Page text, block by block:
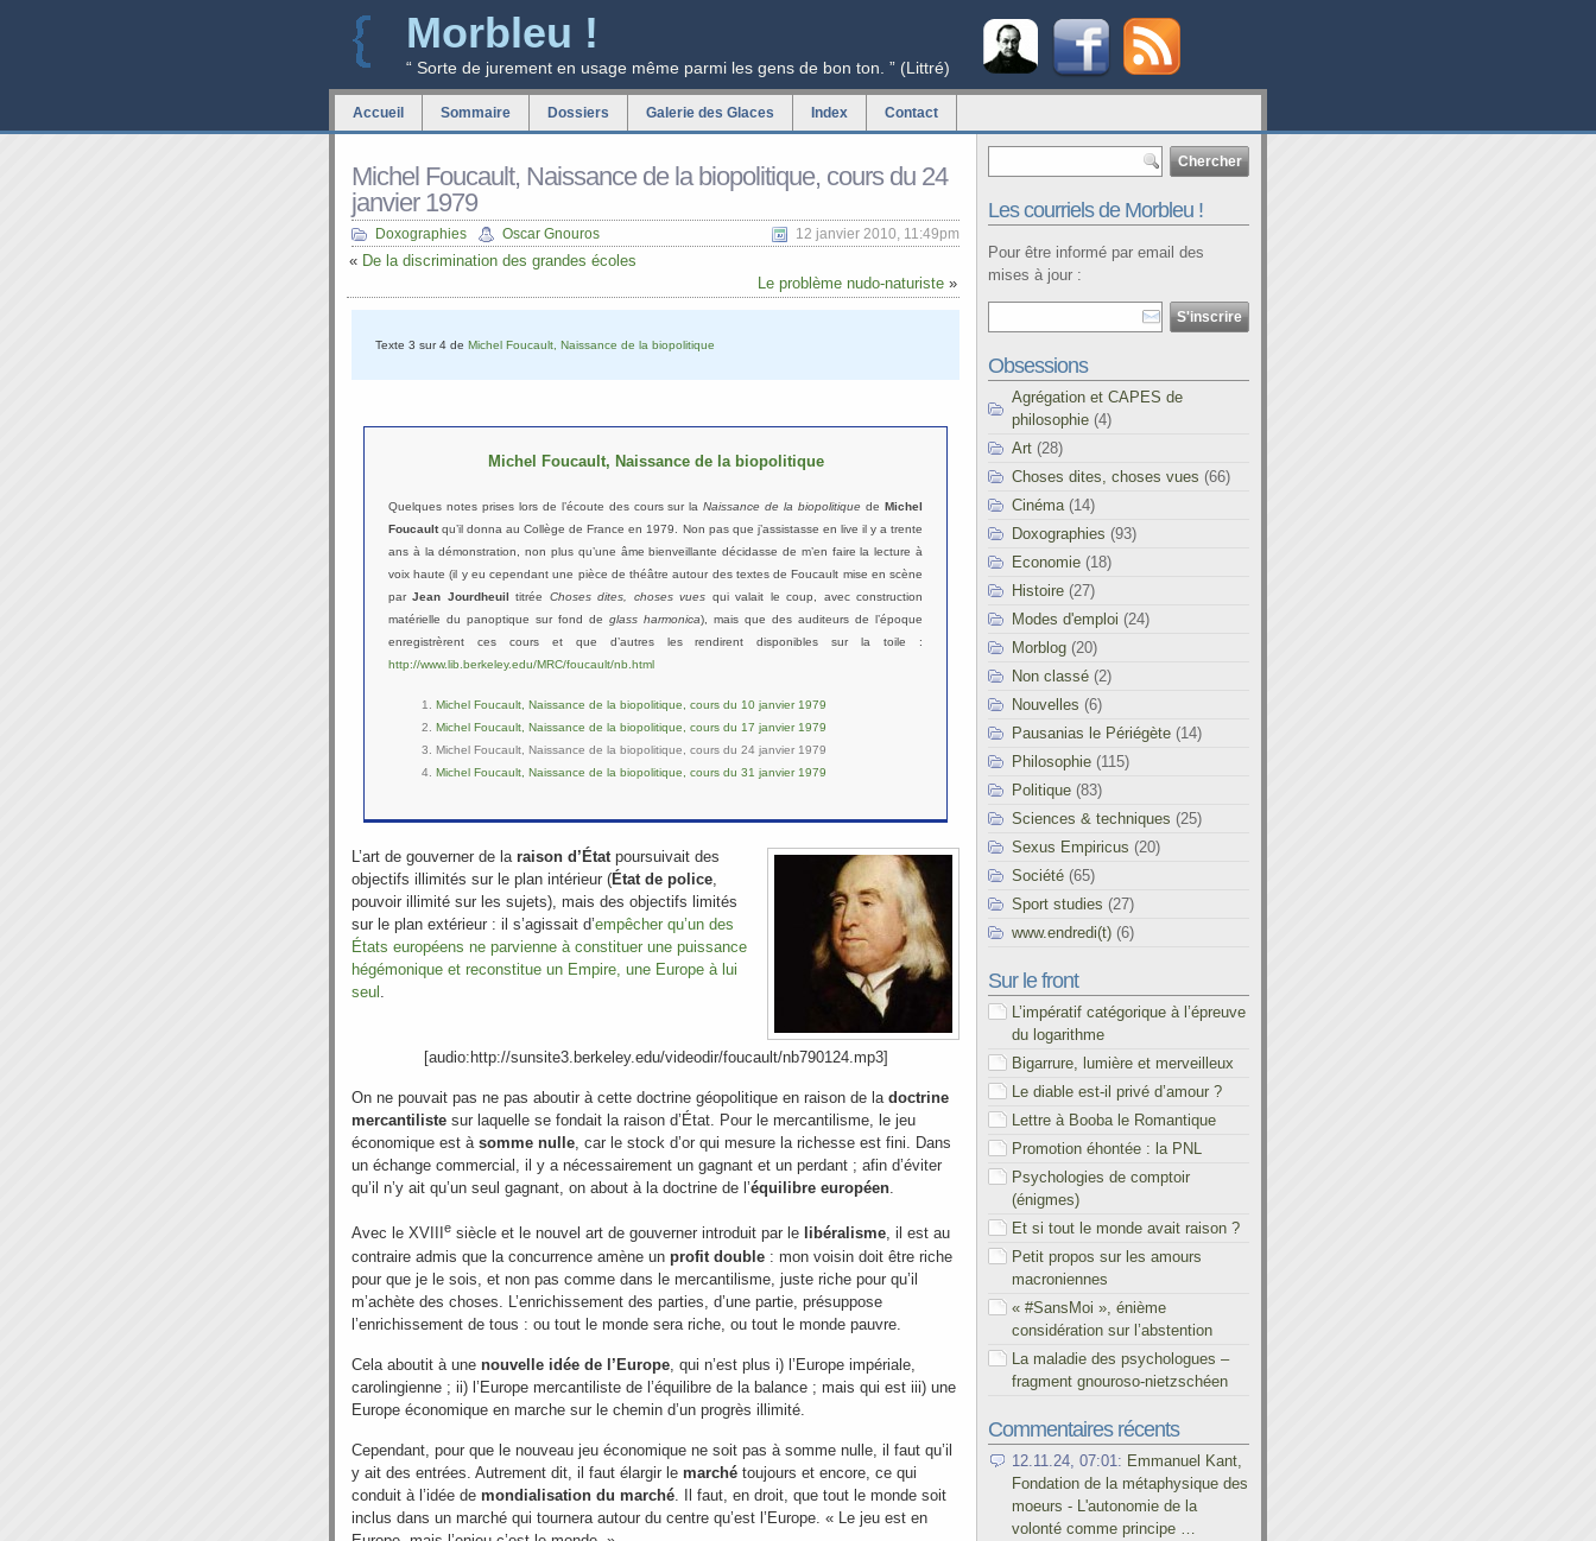
Morbleu !
“ Sorte de jurement en usage même parmi les gens de bon ton. ” (Littré)
Accueil Sommaire Dossiers Galerie des Glaces Index Contact
Michel Foucault, Naissance de la biopolitique, cours du 24
janvier 1979
Doxographies Oscar Gnouros 12 janvier 2010, 11:49pm
« De la discrimination des grandes écoles
Le problème nudo-naturiste »
Texte 3 sur 4 de Michel Foucault, Naissance de la biopolitique
Michel Foucault, Naissance de la biopolitique
Quelques notes prises lors de l’écoute des cours sur laNaissance de la biopolitique deMichel
Foucaultqu’il donna au Collège de France en 1979. Non pas que j’assistasse en live il y a trente
ans à la démonstration, non plus qu’une âme bienveillante décidasse de m’en faire la lecture à
voix haute (il y eu cependant une pièce de théâtre autour des textes de Foucault mise en scène
parJean Jourdheuil titrée Choses dites, choses vues qui valait le coup, avec construction
matérielle du panoptique sur fond de glass harmonica), mais que des auditeurs de l’époque
enregistrèrent ces cours et que d’autres les rendirent disponibles sur la toile :
http://www.lib.berkeley.edu/MRC/foucault/nb.html
Michel Foucault, Naissance de la biopolitique, cours du 10 janvier 1979
Michel Foucault, Naissance de la biopolitique, cours du 17 janvier 1979
Michel Foucault, Naissance de la biopolitique, cours du 24 janvier 1979
Michel Foucault, Naissance de la biopolitique, cours du 31 janvier 1979
L’art de gouverner de la raison d’Étatpoursuivait des
objectifs illimités sur le plan intérieur (État de police,
pouvoir illimité sur les sujets), mais des objectifs limités
sur le plan extérieur : il s’agissait d’empêcher qu’un des
États européens ne parvienne à constituer une puissance
hégémonique et reconstitue un Empire, une Europe à lui
seul .
[audio:http://sunsite3.berkeley.edu/videodir/foucault/nb790124.mp3]
On ne pouvait pas ne pas aboutir à cette doctrine géopolitique en raison de la doctrine
mercantiliste sur laquelle se fondait la raison d’État. Pour le mercantilisme, le jeu
économique est à somme nulle, car le stock d’or qui mesure la richesse est fini. Dans
un échange commercial, il y a nécessairement un gagnant et un perdant ; afin d’éviter
qu’il n’y ait qu’un seul gagnant, on about à la doctrine de l’équilibre européen.
Avec le XVIII e siècle et le nouvel art de gouverner introduit par le libéralisme, il est au
contraire admis que la concurrence amène un profit double : mon voisin doit être riche
pour que je le sois, et non pas comme dans le mercantilisme, juste riche pour qu’il
m’achète des choses. L’enrichissement des parties, d’une partie, présuppose
l’enrichissement de tous : ou tout le monde sera riche, ou tout le monde pauvre.
Cela aboutit à une nouvelle idée de l’Europe , qui n’est plus i) l’Europe impériale,
carolingienne ; ii) l’Europe mercantiliste de l’équilibre de la balance ; mais qui est iii) une
Europe économique en marche sur le chemin d’un progrès illimité.
Cependant, pour que le nouveau jeu économique ne soit pas à somme nulle, il faut qu’il
y ait des entrées. Autrement dit, il faut élargir le marché toujours et encore, ce qui
conduit à l’idée de mondialisation du marché . Il faut, en droit, que tout le monde soit
inclus dans un marché qui tournera autour du centre qu’est l’Europe. « Le jeu est en
Les courriels de Morbleu !
Pour être informé par email des
mises à jour :
Obsessions
Agrégation et CAPES de
philosophie (4)
Art (28)
Choses dites, choses vues (66)
Cinéma (14)
Doxographies (93)
Economie (18)
Histoire (27)
Modes d'emploi (24)
Morblog (20)
Non classé (2)
Nouvelles (6)
Pausanias le Périégète (14)
Philosophie (115)
Politique (83)
Sciences & techniques (25)
Sexus Empiricus (20)
Société (65)
Sport studies (27)
www.endredi(t) (6)
Sur le front
L’impératif catégorique à l’épreuve
du logarithme
Bigarrure, lumière et merveilleux
Le diable est-il privé d’amour ?
Lettre à Booba le Romantique
Promotion éhontée : la PNL
Psychologies de comptoir
(énigmes)
Et si tout le monde avait raison ?
Petit propos sur les amours
macroniennes
« #SansMoi », énième
considération sur l’abstention
La maladie des psychologues –
fragment gnouroso-nietzschéen
Commentaires récents
12.11.24, 07:01: Emmanuel Kant,
Fondation de la métaphysique des
moeurs - L'autonomie de la
volonté comme principe …